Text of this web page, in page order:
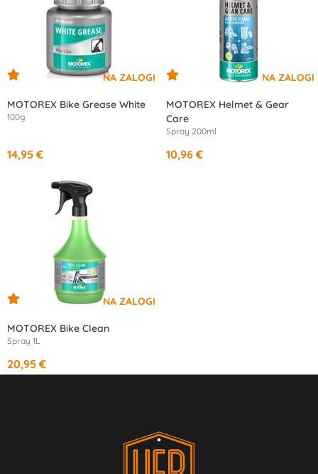
MOTOREX Bike Grease White
100g
14,95 €
MOTOREX Helmet & Gear
Care
Spray 200ml
10,96 €
MOTOREX Bike Clean
Spray 1L
20,95 €